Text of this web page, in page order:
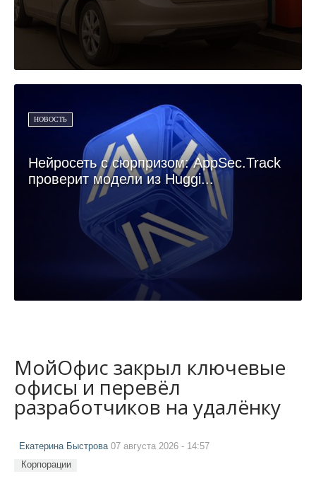
НОВОСТЬ
Нейросеть с сюрпризом: AppSec.Track
проверит модели из Huggi...
МойОфис закрыл ключевые
офисы и перевёл
разработчиков на удалёнку
Екатерина Быстрова 07 августа 2026 - 14:57
Корпорации